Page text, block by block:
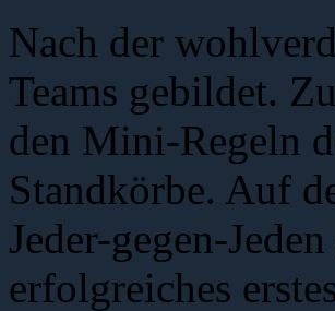
Nach der
Teams gebildet.
den Mini-Regeln
Standkörbe. Auf
Jeder-gegen-
erfolgreiches